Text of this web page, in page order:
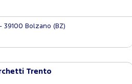
39100 Bolzano (BZ)
Trento